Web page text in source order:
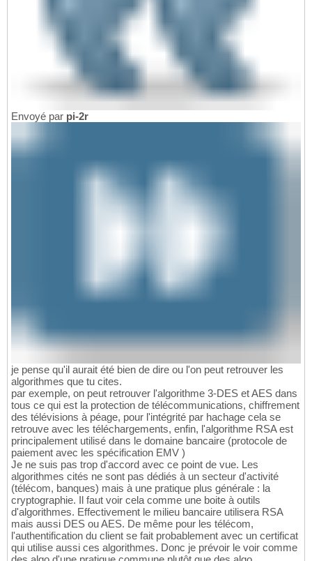
Envoyé par pi-2r
je pense qu'il aurait été bien de dire ou l'on peut retrouver les
algorithmes que tu cites.
par exemple, on peut retrouver l'algorithme 3-DES et AES dans
tous ce qui est la protection de télécommunications, chiffrement
des télévisions à péage, pour l'intégrité par hachage cela se
retrouve avec les téléchargements, enfin, l'algorithme RSA est
principalement utilisé dans le domaine bancaire (protocole de
paiement avec les spécification EMV )
Je ne suis pas trop d'accord avec ce point de vue. Les
algorithmes cités ne sont pas dédiés à un secteur d'activité
(télécom, banques) mais à une pratique plus générale : la
cryptographie. Il faut voir cela comme une boite à outils
d'algorithmes. Effectivement le milieu bancaire utilisera RSA
mais aussi DES ou AES. De même pour les télécom,
l'authentification du client se fait probablement avec un certificat
qui utilise aussi ces algorithmes. Donc je prévoir le voir comme